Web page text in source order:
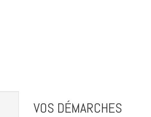
VOS DÉMARCHES